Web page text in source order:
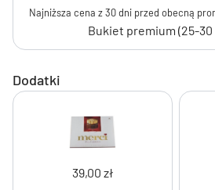
Najniższa cena z 30 dni przed obecną
Bukiet premium (25-
Dodatki
39,00 zł